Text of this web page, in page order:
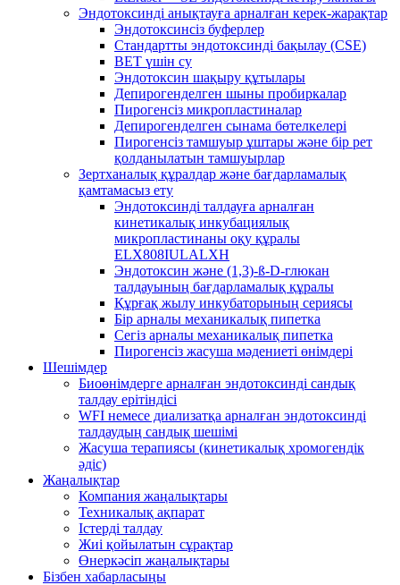
Эндотоксинді анықтауға арналған керек-жарақтар
Эндотоксинсіз буферлер
Стандартты эндотоксинді бақылау (CSE)
BET үшін су
Эндотоксин шақыру құтылары
Депирогенделген шыны пробиркалар
Пирогенсіз микропластиналар
Депирогенделген сынама бөтелкелері
Пирогенсіз тамшуыр ұштары және бір рет
қолданылатын тамшуырлар
Зертханалық құралдар және бағдарламалық
қамтамасыз ету
Эндотоксинді талдауға арналған
кинетикалық инкубациялық
микропластинаны оқу құралы
ELX808IULALXH
Эндотоксин және (1,3)-ß-D-глюкан
талдауының бағдарламалық құралы
Құрғақ жылу инкубаторының сериясы
Бір арналы механикалық пипетка
Сегіз арналы механикалық пипетка
Пирогенсіз жасуша мәдениеті өнімдері
Шешімдер
Биоөнімдерге арналған эндотоксинді сандық
талдау ерітіндісі
WFI немесе диализатқа арналған эндотоксинді
талдаудың сандық шешімі
Жасуша терапиясы (кинетикалық хромогендік
әдіс)
Жаңалықтар
Компания жаңалықтары
Техникалық ақпарат
Істерді талдау
Жиі қойылатын сұрақтар
Өнеркәсіп жаңалықтары
Бізбен хабарласыңы